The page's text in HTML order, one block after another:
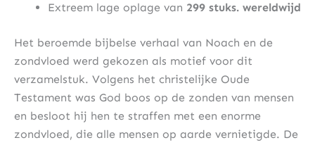
Extreem lage oplage van 299 stuks. wereldwijd
Het beroemde bijbelse verhaal van Noach en de
zondvloed werd gekozen als motief voor dit
verzamelstuk. Volgens het christelijke Oude
Testament was God boos op de zonden van mensen
en besloot hij hen te straffen met een enorme
zondvloed, die alle mensen op aarde vernietigde. De